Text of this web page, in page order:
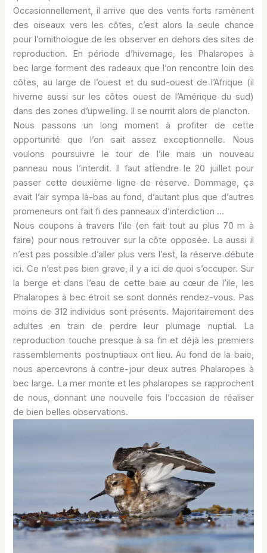
Occasionnellement, il arrive que des vents forts ramènent
des oiseaux vers les côtes, c’est alors la seule chance
pour l’ornithologue de les observer en dehors des sites de
reproduction. En période d’hivernage, les Phalaropes à
bec large forment des radeaux que l’on rencontre loin des
côtes, au large de l’ouest et du sud-ouest de l’Afrique (il
hiverne aussi sur les côtes ouest de l’Amérique du sud)
dans des zones d’upwelling. Il se nourrit alors de plancton.
Nous passons un long moment à profiter de cette
opportunité que l’on sait assez exceptionnelle. Nous
voulons poursuivre le tour de l’ile mais un nouveau
panneau nous l’interdit. Il faut attendre le 20 juillet pour
passer cette deuxième ligne de réserve. Dommage, ça
avait l’air sympa là-bas au fond, d’autant plus que d’autres
promeneurs ont fait fi des panneaux d’interdiction …
Nous coupons à travers l’ile (en fait tout au plus 70 m à
faire) pour nous retrouver sur la côte opposée. La aussi il
n’est pas possible d’aller plus vers l’est, la réserve débute
ici. Ce n’est pas bien grave, il y a ici de quoi s’occuper. Sur
la berge et dans l’eau de cette baie au cœur de l’ile, les
Phalaropes à bec étroit se sont donnés rendez-vous. Pas
moins de 312 individus sont présents. Majoritairement des
adultes en train de perdre leur plumage nuptial. La
reproduction touche presque à sa fin et déjà les premiers
rassemblements postnuptiaux ont lieu. Au fond de la baie,
nous apercevrons à contre-jour deux autres Phalaropes à
bec large. La mer monte et les phalaropes se rapprochent
de nous, donnant une nouvelle fois l’occasion de réaliser
de bien belles observations.